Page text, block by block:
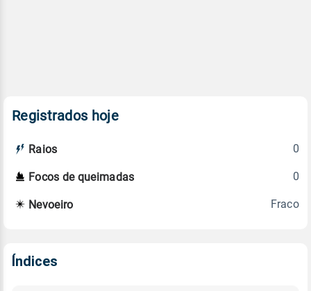
Registrados hoje
Raios 0
Focos de queimadas 0
Nevoeiro Fraco
Índices